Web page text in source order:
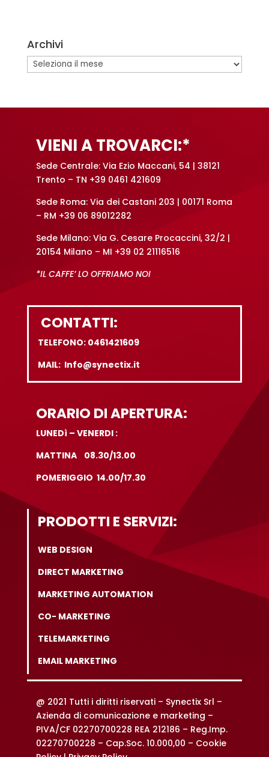
r
n
a
Archivi
Archivi
VIENI A TROVARCI:*
Sede Centrale: Via Ezio Maccani, 54 | 38121
Trento – TN +39 0461 421609
Sede Roma: Via dei Castani 203 | 00171 Roma
– RM +39 06 89012282
Sede Milano: Via G. Cesare Procaccini, 32/2 |
20154 Milano – MI +39 02 21116516
*IL CAFFE’ LO OFFRIAMO NOI
CONTATTI:
TELEFONO: 0461421609
MAIL: Info@synectix.it
ORARIO DI APERTURA:
LUNEDì – VENERDI :
MATTINA 08.30/13.00
POMERIGGIO 14.00/17.30
PRODOTTI E SERVIZI:
WEB DESIGN
DIRECT MARKETING
MARKETING AUTOMATION
CO- MARKETING
TELEMARKETING
EMAIL MARKETING
@ 2021 Tutti i diritti riservati – Synectix Srl –
Azienda di comunicazione e marketing –
PIVA/CF 02270700228 REA 212186 – Reg.Imp.
02270700228 – Cap.Soc. 10.000,00 – Cookie